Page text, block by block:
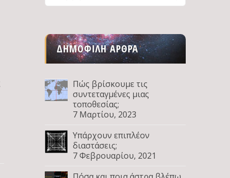
ΔΗΜΟΦΙΛΉ ΆΡΘΡΑ
Πώς βρίσκουμε τις
συντεταγμένες μιας
τοποθεσίας;
7 Μαρτίου, 2023
Υπάρχουν επιπλέον
διαστάσεις;
7 Φεβρουαρίου, 2021